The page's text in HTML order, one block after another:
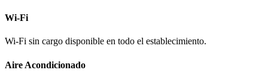
Wi-Fi
Wi-Fi sin cargo disponible en todo el establecimiento.
Aire Acondicionado